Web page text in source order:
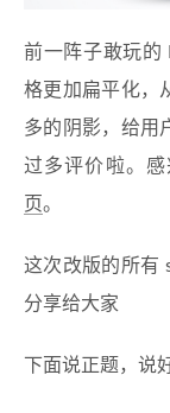
前一阵子敢玩的
格更加扁平化，
多的阴影，给用
过多评价啦。
页。
这次改版的所有
分享给大家
下面说正题，说